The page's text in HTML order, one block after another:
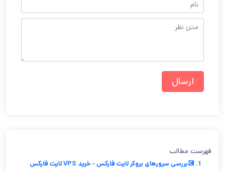
فهرست مطالب
1. 💽بررسی سرورهای بروکر لایت فارکس - خرید VPS لایت فارکس